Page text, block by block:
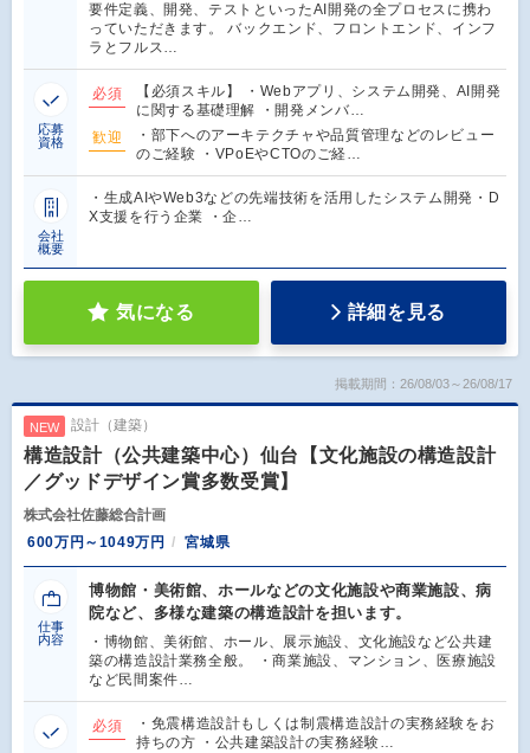
要件定義、開発、テストといったAI開発の全プロセスに携わ
っていただきます。 バックエンド、フロントエンド、インフ
ラとフルス…
応募
資格
必須
【必須スキル】 ・Webアプリ、システム開発、AI開発
に関する基礎理解 ・開発メンバ…
歓迎
・部下へのアーキテクチャや品質管理などのレビュー
のご経験 ・VPoEやCTOのご経…
会社
概要
・生成AIやWeb3などの先端技術を活用したシステム開発・D
X支援を行う企業 ・企…
気になる 詳細を見る
掲載期間：26/08/03～26/08/17
NEW 設計（建築）
構造設計（公共建築中心）仙台【文化施設の構造設計
／グッドデザイン賞多数受賞】
株式会社佐藤総合計画
600万円～1049万円
宮城県
仕事
内容
博物館・美術館、ホールなどの文化施設や商業施設、病
院など、多様な建築の構造設計を担います。
・博物館、美術館、ホール、展示施設、文化施設など公共建
築の構造設計業務全般。 ・商業施設、マンション、医療施設
など民間案件…
必須
・免震構造設計もしくは制震構造設計の実務経験をお
持ちの方 ・公共建築設計の実務経験…